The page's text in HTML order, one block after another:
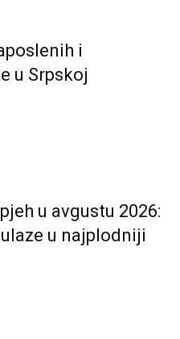
i
u Srpskoj
u avgustu 2026:
u najplodniji